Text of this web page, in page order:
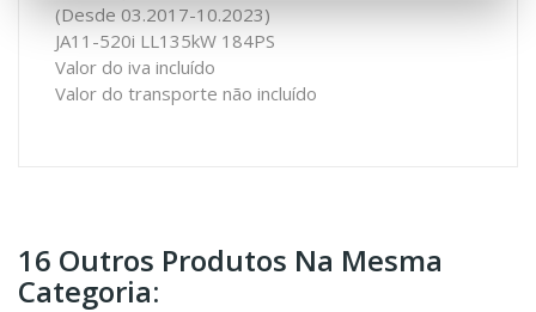
(Desde 03.2017-10.2023)
JA11-520i LL135kW 184PS
Valor do iva incluído
Valor do transporte não incluído
16 Outros Produtos Na Mesma
Categoria: